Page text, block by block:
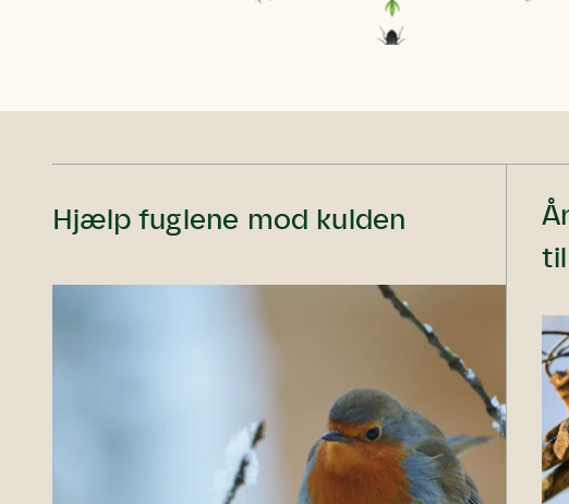
Hjælp fuglene mod kulden